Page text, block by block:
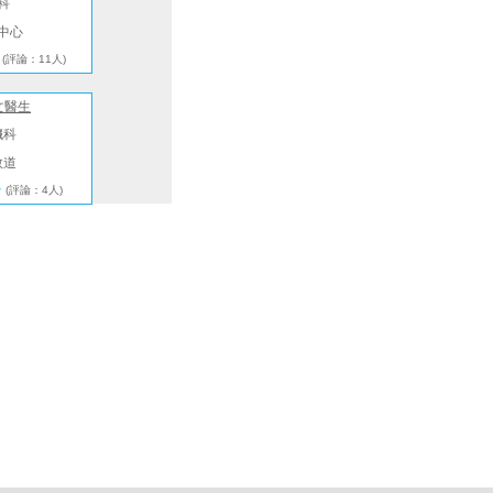
心
(評論：11人)
醫生
科
道
(評論：4人)